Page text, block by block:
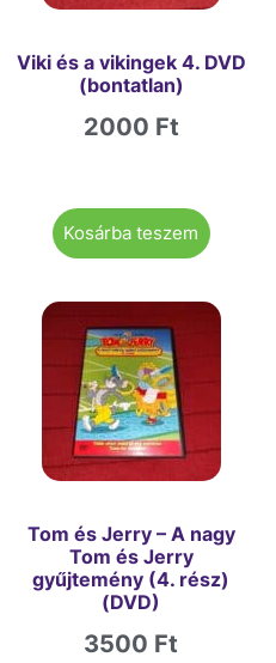
Viki és a vikingek 4. DVD
(bontatlan)
2000 Ft
Kosárba teszem
Tom és Jerry – A nagy
Tom és Jerry
gyűjtemény (4. rész)
(DVD)
3500 Ft